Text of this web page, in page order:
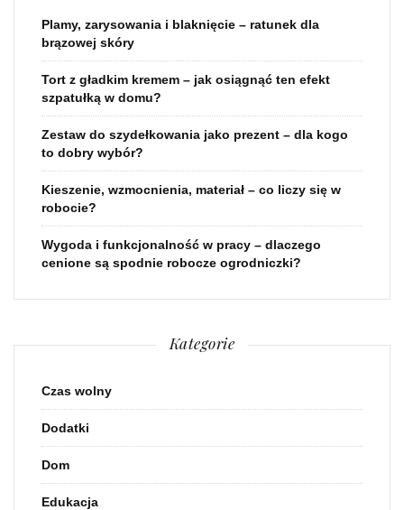
Plamy, zarysowania i blaknięcie – ratunek dla
brązowej skóry
Tort z gładkim kremem – jak osiągnąć ten efekt
szpatułką w domu?
Zestaw do szydełkowania jako prezent – dla kogo
to dobry wybór?
Kieszenie, wzmocnienia, materiał – co liczy się w
robocie?
Wygoda i funkcjonalność w pracy – dlaczego
cenione są spodnie robocze ogrodniczki?
Kategorie
Czas wolny
Dodatki
Dom
Edukacja